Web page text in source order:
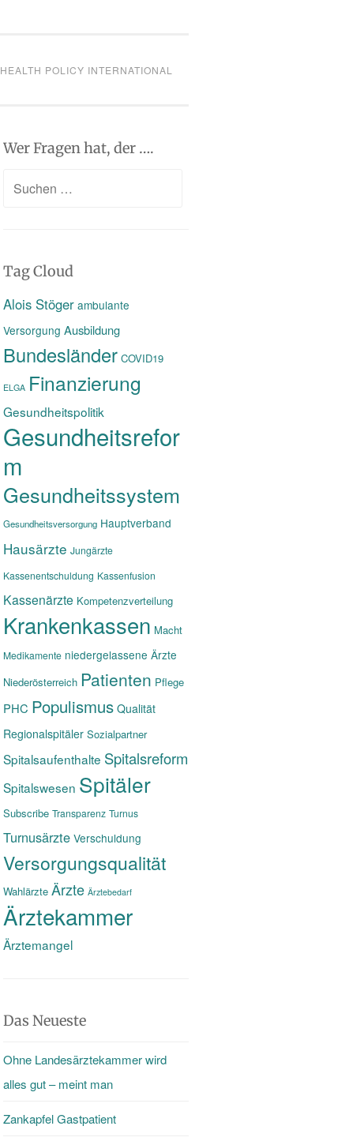
HEALTH POLICY INTERNATIONAL
Wer Fragen hat, der ….
Suchen
Tag Cloud
Alois Stöger ambulante
Versorgung Ausbildung
Bundesländer COVID19
ELGA Finanzierung
Gesundheitspolitik
Gesundheitsrefor
m
Gesundheitssystem
Gesundheitsversorgung Hauptverband
Hausärzte Jungärzte
Kassenentschuldung Kassenfusion
Kassenärzte Kompetenzverteilung
Krankenkassen Macht
Medikamente niedergelassene Ärzte
Niederösterreich Patienten Pflege
PHC Populismus Qualität
Regionalspitäler Sozialpartner
Spitalsaufenthalte Spitalsreform
Spitalswesen Spitäler
Subscribe Transparenz Turnus
Turnusärzte Verschuldung
Versorgungsqualität
Wahlärzte Ärzte Ärztebedarf
Ärztekammer
Ärztemangel
Das Neueste
Ohne Landesärztekammer wird
alles gut – meint man
Zankapfel Gastpatient